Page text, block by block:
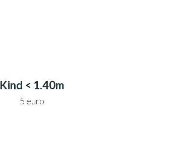
Kind < 1.40m
5 euro